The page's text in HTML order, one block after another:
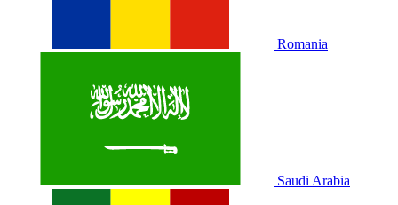
Romania
Saudi Arabia